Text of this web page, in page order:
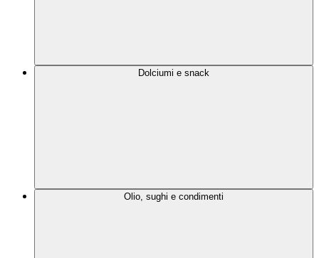
Dolciumi e snack
Olio, sughi e condimenti